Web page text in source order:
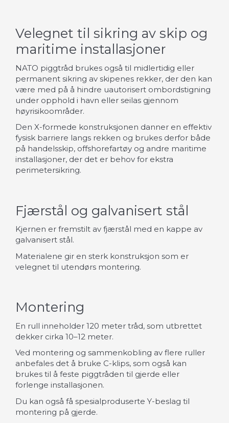
Velegnet til sikring av skip og
maritime installasjoner
NATO piggtråd brukes også til midlertidig eller
permanent sikring av skipenes rekker, der den kan
være med på å hindre uautorisert ombordstigning
under opphold i havn eller seilas gjennom
høyrisikoområder.
Den X-formede konstruksjonen danner en effektiv
fysisk barriere langs rekken og brukes derfor både
på handelsskip, offshorefartøy og andre maritime
installasjoner, der det er behov for ekstra
perimeter­sikring.
Fjærstål og galvanisert stål
Kjernen er fremstilt av fjærstål med en kappe av
galvanisert stål.
Materialene gir en sterk konstruksjon som er
velegnet til utendørs montering.
Montering
En rull inneholder 120 meter tråd, som utbrettet
dekker cirka 10–12 meter.
Ved montering og sammenkobling av flere ruller
anbefales det å bruke C-klips, som også kan
brukes til å feste piggtråden til gjerde eller
forlenge installasjonen.
Du kan også få spesialproduserte Y-beslag til
montering på gjerde.